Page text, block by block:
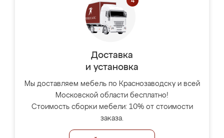
Доставка
и установка
Мы доставляем мебель по Краснозаводску и всей
Московской области бесплатно!
Стоимость сборки мебели: 10% от стоимости
заказа.